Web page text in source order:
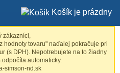
Košík je prázdny
zákazníci,
hodnoty tovaru" naďalej pokračuje pri
(s DPH). Nepotrebujete na to žiadny
odpočíta automaticky.
simson-nd.sk